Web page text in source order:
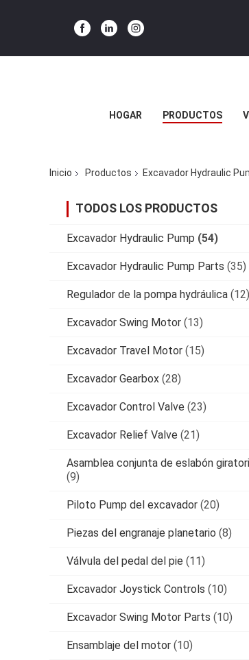
HOGAR PRODUCTOS
Inicio Productos Excavador Hydraulic
TODOS LOS PRODUCTOS
Excavador Hydraulic Pump (54)
Excavador Hydraulic Pump Parts (35)
Regulador de la pompa hydráulica (12)
Excavador Swing Motor (13)
Excavador Travel Motor (15)
Excavador Gearbox (28)
Excavador Control Valve (23)
Excavador Relief Valve (21)
Asamblea conjunta de eslabón
(9)
Piloto Pump del excavador (20)
Piezas del engranaje planetario (8)
Válvula del pedal del pie (11)
Excavador Joystick Controls (10)
Excavador Swing Motor Parts (10)
Ensamblaje del motor (10)